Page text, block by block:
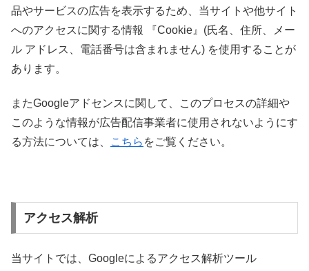
品やサービスの広告を表示するため、当サイトや他サイト
へのアクセスに関する情報 『Cookie』(氏名、住所、メー
ル アドレス、電話番号は含まれません) を使用することが
あります。
またGoogleアドセンスに関して、このプロセスの詳細や
このような情報が広告配信事業者に使用されないようにす
る方法については、
こちら をご覧ください。
アクセス解析
当サイトでは、Googleによるアクセス解析ツール